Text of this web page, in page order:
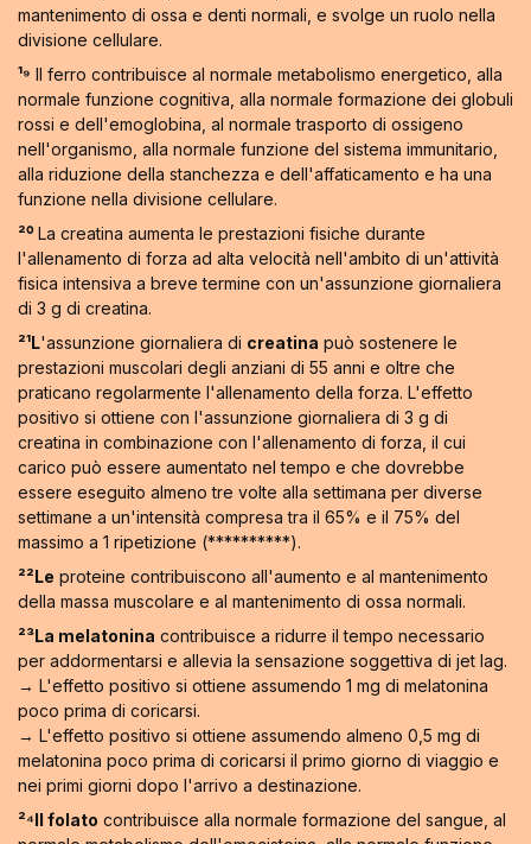
mantenimento di ossa e denti normali, e svolge un ruolo nella
divisione cellulare.
¹⁹ Il ferro contribuisce al normale metabolismo energetico, alla
normale funzione cognitiva, alla normale formazione dei globuli
rossi e dell'emoglobina, al normale trasporto di ossigeno
nell'organismo, alla normale funzione del sistema immunitario,
alla riduzione della stanchezza e dell'affaticamento e ha una
funzione nella divisione cellulare.
²⁰La creatina aumenta le prestazioni fisiche durante
l'allenamento di forza ad alta velocità nell'ambito di un'attività
fisica intensiva a breve termine con un'assunzione giornaliera
di 3 g di creatina.
²¹L'assunzione giornaliera di creatina può sostenere le
prestazioni muscolari degli anziani di 55 anni e oltre che
praticano regolarmente l'allenamento della forza. L'effetto
positivo si ottiene con l'assunzione giornaliera di 3 g di
creatina in combinazione con l'allenamento di forza, il cui
carico può essere aumentato nel tempo e che dovrebbe
essere eseguito almeno tre volte alla settimana per diverse
settimane a un'intensità compresa tra il 65% e il 75% del
massimo a 1 ripetizione (**********).
²²Le proteine contribuiscono all'aumento e al mantenimento
della massa muscolare e al mantenimento di ossa normali.
²³La melatonina contribuisce a ridurre il tempo necessario
per addormentarsi e allevia la sensazione soggettiva di jet lag.
→ L'effetto positivo si ottiene assumendo 1 mg di melatonina
poco prima di coricarsi.
→ L'effetto positivo si ottiene assumendo almeno 0,5 mg di
melatonina poco prima di coricarsi il primo giorno di viaggio e
nei primi giorni dopo l'arrivo a destinazione.
²⁴Il folato contribuisce alla normale formazione del sangue, al